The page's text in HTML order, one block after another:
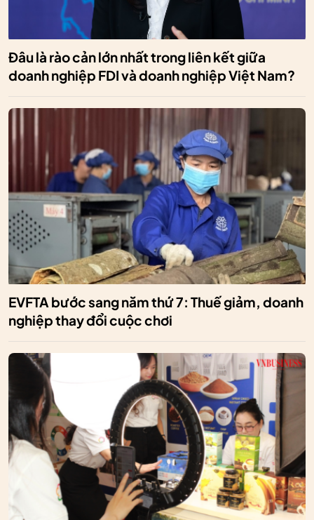
Đâu là rào cản lớn nhất trong liên kết giữa
doanh nghiệp FDI và doanh nghiệp Việt Nam?
EVFTA bước sang năm thứ 7: Thuế giảm, doanh
nghiệp thay đổi cuộc chơi